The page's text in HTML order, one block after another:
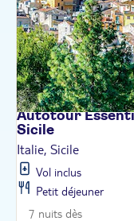
Autotour
Sicile
Italie, Sicile
Vol inclus
Petit déjeuner
7 nuits dès